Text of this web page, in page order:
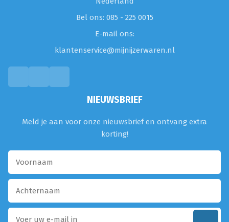
Bel ons: 085 - 225 0015
E-mail ons:
klantenservice@mijnijzerwaren.nl
NIEUWSBRIEF
Meld je aan voor onze nieuwsbrief en ontvang extra
korting!